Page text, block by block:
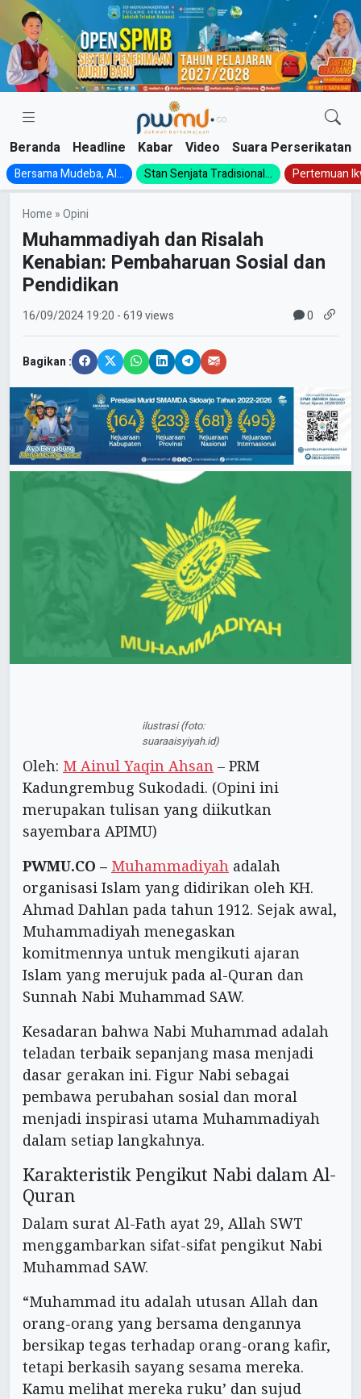
Skip
content
Beranda Headline Kabar Video Suara Perserikatan
Bersama Mudeba, Al... Stan Senjata Tradisional... Pertemuan
Home »Opini
Muhammadiyah dan Risalah
Kenabian: Pembaharuan Sosial dan
Pendidikan
16/09/202419:20 - 619 views 0
Bagikan :
ilustrasi (foto:
suaraaisyiyah.id)
Oleh: M Ainul Yaqin Ahsan – PRM
Kadungrembug Sukodadi. (Opini ini
merupakan tulisan yang diikutkan
sayembara APIMU)
PWMU.CO – Muhammadiyah adalah
organisasi Islam yang didirikan oleh KH.
Ahmad Dahlan pada tahun 1912. Sejak awal,
Muhammadiyah menegaskan
komitmennya untuk mengikuti ajaran
Islam yang merujuk pada al-Quran dan
Sunnah Nabi Muhammad SAW.
Kesadaran bahwa Nabi Muhammad adalah
teladan terbaik sepanjang masa menjadi
dasar gerakan ini. Figur Nabi sebagai
pembawa perubahan sosial dan moral
menjadi inspirasi utama Muhammadiyah
dalam setiap langkahnya.
Karakteristik Pengikut Nabi dalam Al-
Quran
Dalam surat Al-Fath ayat 29, Allah SWT
menggambarkan sifat-sifat pengikut Nabi
Muhammad SAW.
“Muhammad itu adalah utusan Allah dan
orang-orang yang bersama dengannya
bersikap tegas terhadap orang-orang kafir,
tetapi berkasih sayang sesama mereka.
Kamu melihat mereka ruku’ dan sujud